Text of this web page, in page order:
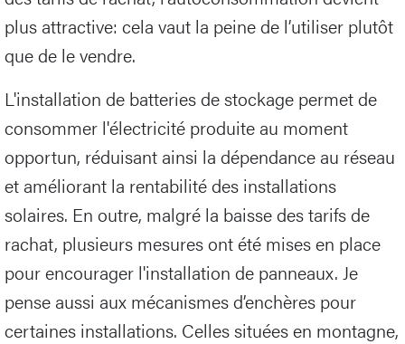
plus attractive: cela vaut la peine de l’utiliser plutôt
que de le vendre.
L'installation de batteries de stockage permet de
consommer l'électricité produite au moment
opportun, réduisant ainsi la dépendance au réseau
et améliorant la rentabilité des installations
solaires. En outre, malgré la baisse des tarifs de
rachat, plusieurs mesures ont été mises en place
pour encourager l'installation de panneaux. Je
pense aussi aux mécanismes d’enchères pour
certaines installations. Celles situées en montagne,